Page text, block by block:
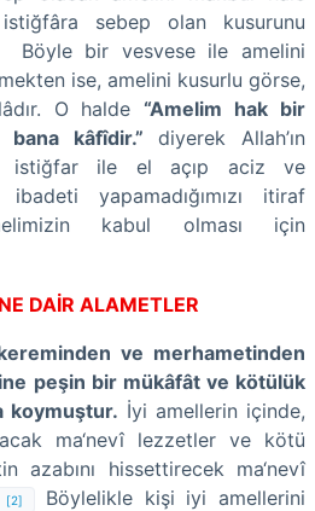
sebep olan kusurunu
Böyle bir vesvese ile amelini
ise, amelini kusurlu görse,
O halde “Amelim hak bir
kâfîdir.” diyerek Allah’ın
istiğfar ile el açıp aciz ve
yapamadığımızı itiraf
kabul olması için
DAİR ALAMETLER
ve merhametinden
peşin bir mükâfât ve kötülük
koymuştur. İyi amellerin içinde,
ma‘nevî lezzetler ve kötü
azabını hissettirecek ma‘nevî
[2]
Böylelikle kişi iyi amellerini